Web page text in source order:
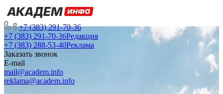
+7 (383) 291-70-36
+7 (383) 291-70-36Редакция
+7 (383) 288-53-40Реклама
Заказать звонок
E-mail
mail@academ.info
reklama@academ.info